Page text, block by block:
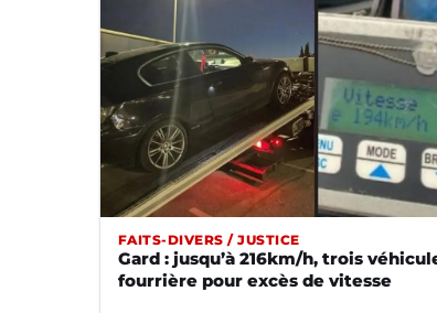
FAITS-DIVERS / JUSTICE
Gard : jusqu’à 216km/h, trois
fourrière pour excès de vitesse